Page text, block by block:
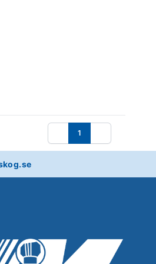
Föregående
1
Nästa